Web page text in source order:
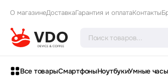
О магазинеДоставкаГарантия и оплатаКонтакты
Все товарыСмартфоныНоутбукиУмные часы